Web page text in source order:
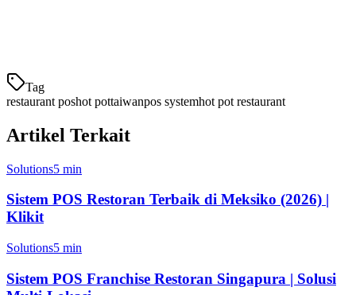
Tag
restaurant poshot pottaiwanpos systemhot pot restaurant
Artikel Terkait
Solutions5 min
Sistem POS Restoran Terbaik di Meksiko (2026) |
Klikit
Solutions5 min
Sistem POS Franchise Restoran Singapura | Solusi